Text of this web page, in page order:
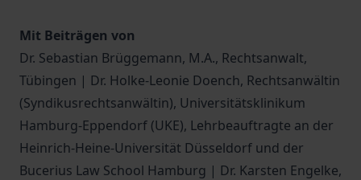
Mit Beiträgen von
Dr. Sebastian Brüggemann, M.A., Rechtsanwalt,
Tübingen | Dr. Holke-Leonie Doench, Rechtsanwältin
(Syndikusrechtsanwältin), Universitätsklinikum
Hamburg-Eppendorf (UKE), Lehrbeauftragte an der
Heinrich-Heine-Universität Düsseldorf und der
Bucerius Law School Hamburg | Dr. Karsten Engelke,